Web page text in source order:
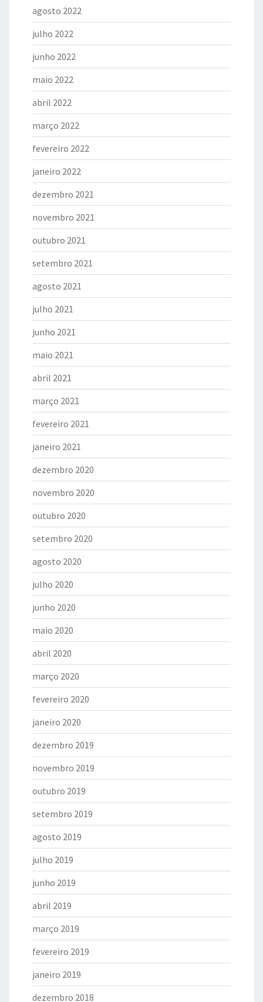
agosto 2022
julho 2022
junho 2022
maio 2022
abril 2022
março 2022
fevereiro 2022
janeiro 2022
dezembro 2021
novembro 2021
outubro 2021
setembro 2021
agosto 2021
julho 2021
junho 2021
maio 2021
abril 2021
março 2021
fevereiro 2021
janeiro 2021
dezembro 2020
novembro 2020
outubro 2020
setembro 2020
agosto 2020
julho 2020
junho 2020
maio 2020
abril 2020
março 2020
fevereiro 2020
janeiro 2020
dezembro 2019
novembro 2019
outubro 2019
setembro 2019
agosto 2019
julho 2019
junho 2019
abril 2019
março 2019
fevereiro 2019
janeiro 2019
dezembro 2018